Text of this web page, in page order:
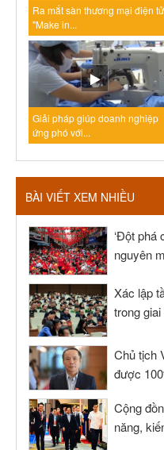
Ra mắt sàn thương mại điện tử
"Make in...
Giải pháp giúp doanh nghiệp
ứng phó với...
BÀI VIẾT XEM NHIỀU
‘Đột phá
nguyên
Xác lập
trong
Chủ tịch
được
Cộng
năng,